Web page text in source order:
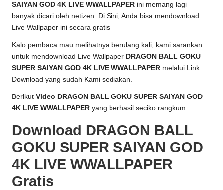
SAIYAN GOD 4K LIVE WWALLPAPER ini memang lagi
banyak dicari oleh netizen. Di Sini, Anda bisa mendownload
Live Wallpaper ini secara gratis.
Kalo pembaca mau melihatnya berulang kali, kami sarankan
untuk mendownload Live Wallpaper DRAGON BALL GOKU
SUPER SAIYAN GOD 4K LIVE WWALLPAPER melalui Link
Download yang sudah Kami sediakan.
Berikut Video DRAGON BALL GOKU SUPER SAIYAN GOD
4K LIVE WWALLPAPER yang berhasil seciko rangkum:
Download DRAGON BALL
GOKU SUPER SAIYAN GOD
4K LIVE WWALLPAPER
Gratis